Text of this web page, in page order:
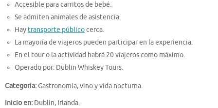
Accesible para carritos de bebé.
Se admiten animales de asistencia.
Hay transporte públicocerca.
La mayoría de viajeros pueden participar en la experiencia.
En el tour o la actividad habrá 20 viajeros como máximo.
Operado por: Dublin Whiskey Tours.
Categoría:Gastronomía, vino y vida nocturna.
Inicio en: Dublín, Irlanda.